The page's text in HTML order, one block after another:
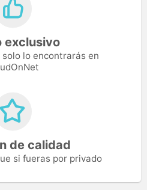
exclusivo
solo lo encontrarás en
de calidad
si fueras por privado